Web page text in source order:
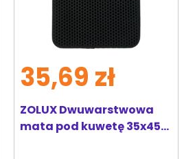
ZOLUX Dwuwarstwowa
mata pod kuwetę 35x45
35,69 zł